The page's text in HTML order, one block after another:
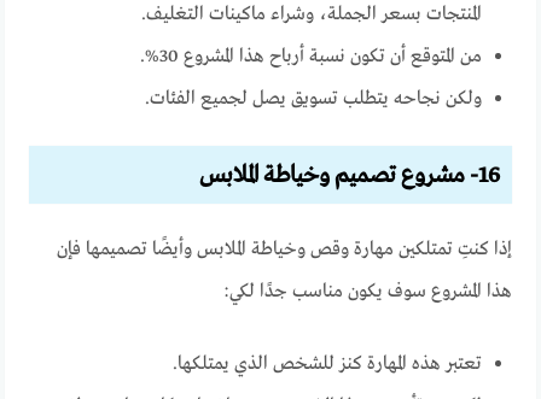
المنتجات بسعر الجملة، وشراء ماكينات التغليف.
من المتوقع أن تكون نسبة أرباح هذا المشروع 30%.
ولكن نجاحه يتطلب تسويق يصل لجميع الفئات.
16- مشروع تصميم وخياطة الملابس
إذا كنتِ تمتلكين مهارة وقص وخياطة الملابس وأيضًا تصميمها فإن
هذا المشروع سوف يكون مناسب جدًا لكي:
تعتبر هذه المهارة كنز للشخص الذي يمتلكها.